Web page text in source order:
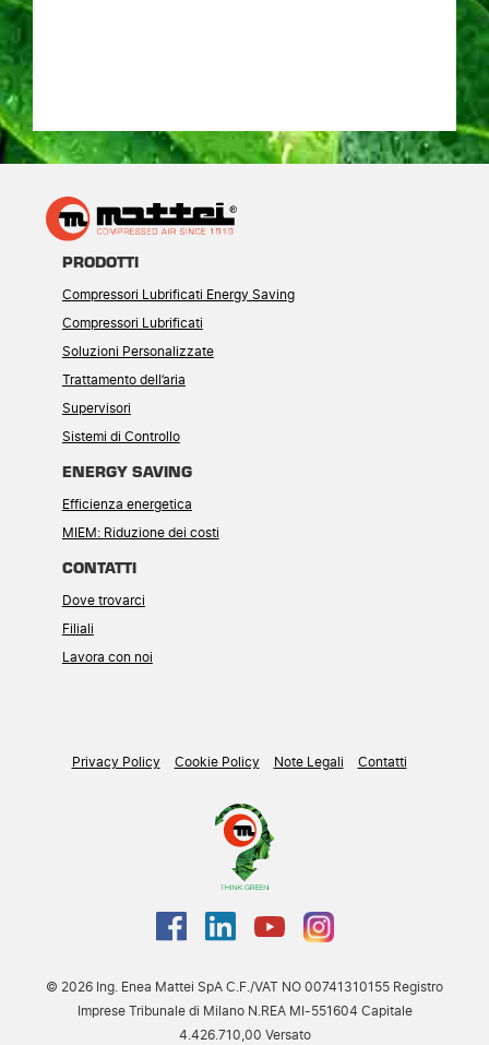
PRODOTTI
Compressori Lubrificati Energy Saving
Compressori Lubrificati
Soluzioni Personalizzate
Trattamento dell’aria
Supervisori
Sistemi di Controllo
ENERGY SAVING
Efficienza energetica
MIEM: Riduzione dei costi
CONTATTI
Dove trovarci
Filiali
Lavora con noi
Privacy Policy Cookie Policy Note Legali Contatti
© 2026 Ing. Enea Mattei SpA C.F./VAT NO 00741310155 Registro
Imprese Tribunale di Milano N.REA MI-551604 Capitale
4.426.710,00 Versato